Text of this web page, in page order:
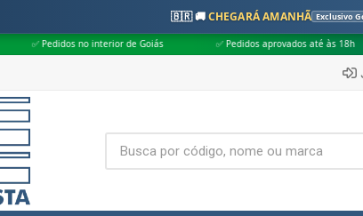
🇧🇷 🚚CHEGARÁ AMANHÃ Exclusivo
no interior de Goiás ✅ Pedidos aprovados até às 18h ✅